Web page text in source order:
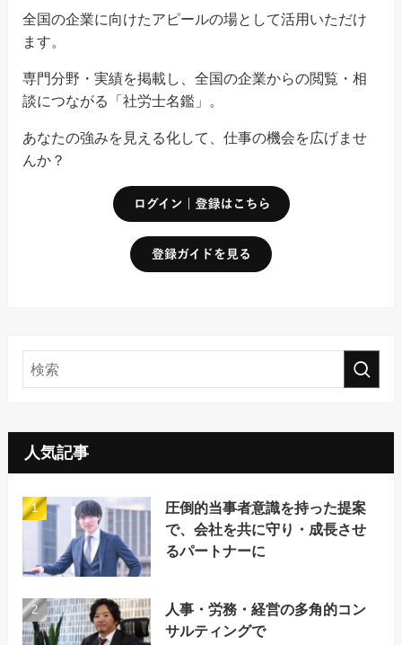
全国の企業に向けたアピールの場として活用いただけ
ます。
専門分野・実績を掲載し、全国の企業からの閲覧・相
談につながる「社労士名鑑」。
あなたの強みを見える化して、仕事の機会を広げませ
んか？
人気記事
圧倒的当事者意識を持った提案
で、会社を共に守り・成長させ
るパートナーに
人事・労務・経営の多角的コン
サルティングで